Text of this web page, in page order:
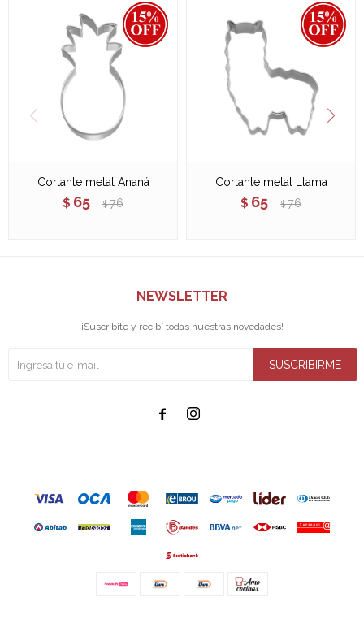
Cortante metal Ananá
$ 65 $ 76
Cortante metal Llama
$ 65 $ 76
NEWSLETTER
¡Suscribite y recibí todas nuestras novedades!
SUSCRIBIRME
 